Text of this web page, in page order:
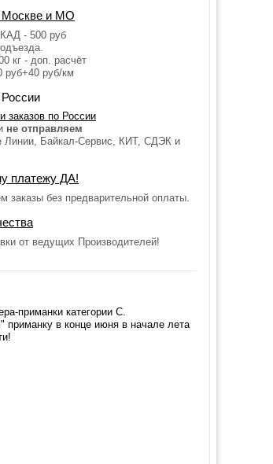
Москве и МО
- 500 руб
кг - доп. расчёт
руб/км
заказов по России
не отправляем
Линии, Байкал-Сервис, КИТ, СДЭК и
платежу ДА!
заказы без предварительной оплаты.
от ведущих Производителей!
приманки категории С.
приманку в конце июня в начале лета